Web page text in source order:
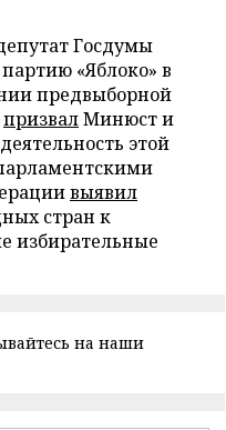
Госдумы
партию «Яблоко» в
предвыборной
призвалМинюст и
этой
выявил
стран к
избирательные
на наши